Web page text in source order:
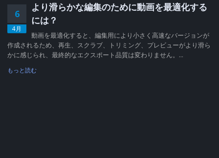
6
4月
より滑らかな編集のために動画を最適化する
には？
動画を最適化すると、編集用により小さく高速なバージョンが
作成されるため、再生、スクラブ、トリミング、プレビューがより滑ら
かに感じられ、最終的なエクスポート品質は変わりません。...
もっと読む